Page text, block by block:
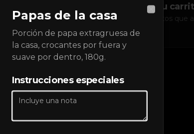
Tu
Los productos que
Papas de la casa
Porción de papa extragruesa de
la casa, crocantes por fuera y
suave por dentro, 180g.
Instrucciones especiales
Close